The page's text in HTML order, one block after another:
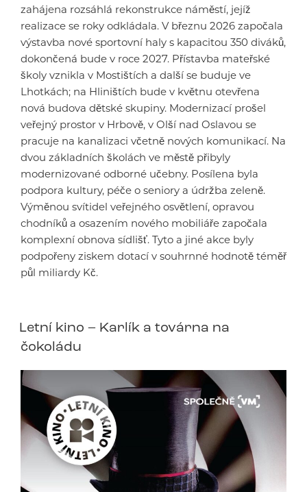
zahájena rozsáhlá rekonstrukce náměstí, jejíž
realizace se roky odkládala. V březnu 2026 započala
výstavba nové sportovní haly s kapacitou 350 diváků,
dokončená bude v roce 2027. Přístavba mateřské
školy vznikla v Mostištích a další se buduje ve
Lhotkách; na Hliništích bude v květnu otevřena
nová budova dětské skupiny. Modernizací prošel
veřejný prostor v Hrbově, v Olší nad Oslavou se
pracuje na kanalizaci včetně nových komunikací. Na
dvou základních školách ve městě přibyly
modernizované odborné učebny. Posílena byla
podpora kultury, péče o seniory a údržba zeleně.
Výměnou svítidel veřejného osvětlení, opravou
chodníků a osazením nového mobiliáře započala
komplexní obnova sídlišť. Tyto a jiné akce byly
podpořeny ziskem dotací v souhrnné hodnotě téměř
půl miliardy Kč.
Letní kino – Karlík a továrna na
čokoládu